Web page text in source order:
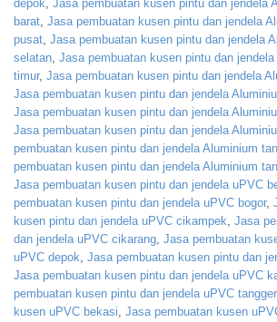
depok, Jasa pembuatan kusen pintu dan jendela
barat, Jasa pembuatan kusen pintu dan jendela
pusat, Jasa pembuatan kusen pintu dan jendela
selatan, Jasa pembuatan kusen pintu dan
timur, Jasa pembuatan kusen pintu dan jendela
Jasa pembuatan kusen pintu dan jendela
Jasa pembuatan kusen pintu dan jendela
Jasa pembuatan kusen pintu dan jendela
pembuatan kusen pintu dan jendela Aluminium
pembuatan kusen pintu dan jendela Aluminium
Jasa pembuatan kusen pintu dan jendela uPVC
pembuatan kusen pintu dan jendela uPVC bogor,
kusen pintu dan jendela uPVC cikampek, Jasa
dan jendela uPVC cikarang, Jasa pembuatan
uPVC depok, Jasa pembuatan kusen pintu dan
Jasa pembuatan kusen pintu dan jendela uPVC
pembuatan kusen pintu dan jendela uPVC
kusen uPVC bekasi, Jasa pembuatan kusen